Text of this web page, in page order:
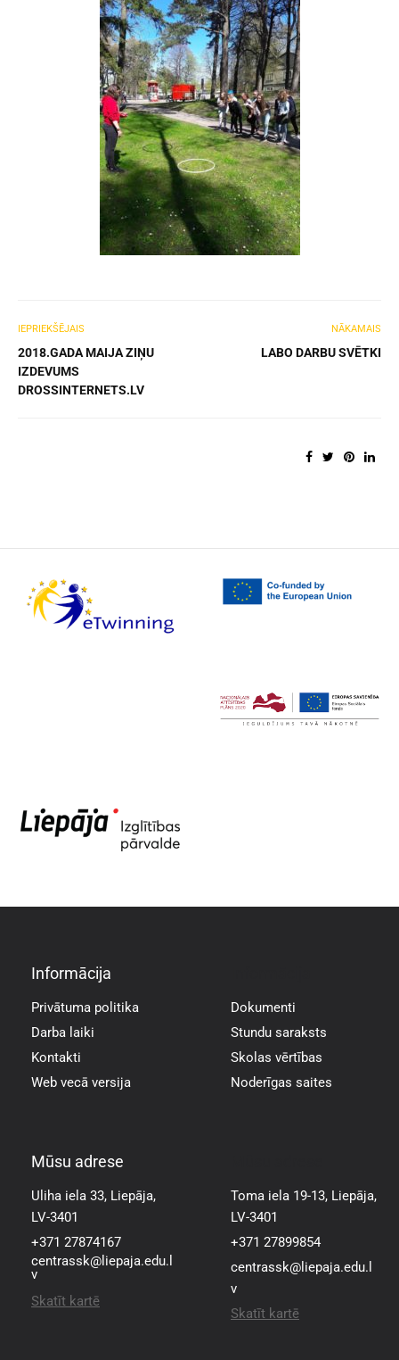
IEPRIEKŠĒJAIS
2018.GADA MAIJA ZIŅU
IZDEVUMS
DROSSINTERNETS.LV
NĀKAMAIS
LABO DARBU SVĒTKI
Informācija
Privātuma politika
Darba laiki
Kontakti
Web vecā versija
Dokumenti
Stundu saraksts
Skolas vērtības
Noderīgas saites
Mūsu adrese
Uliha iela 33, Liepāja,
LV-3401
+371 27874167
centrassk@liepaja.edu.l
v
Skatīt kartē
Toma iela 19-13, Liepāja,
LV-3401
+371 27899854
centrassk@liepaja.edu.l
v
Skatīt kartē